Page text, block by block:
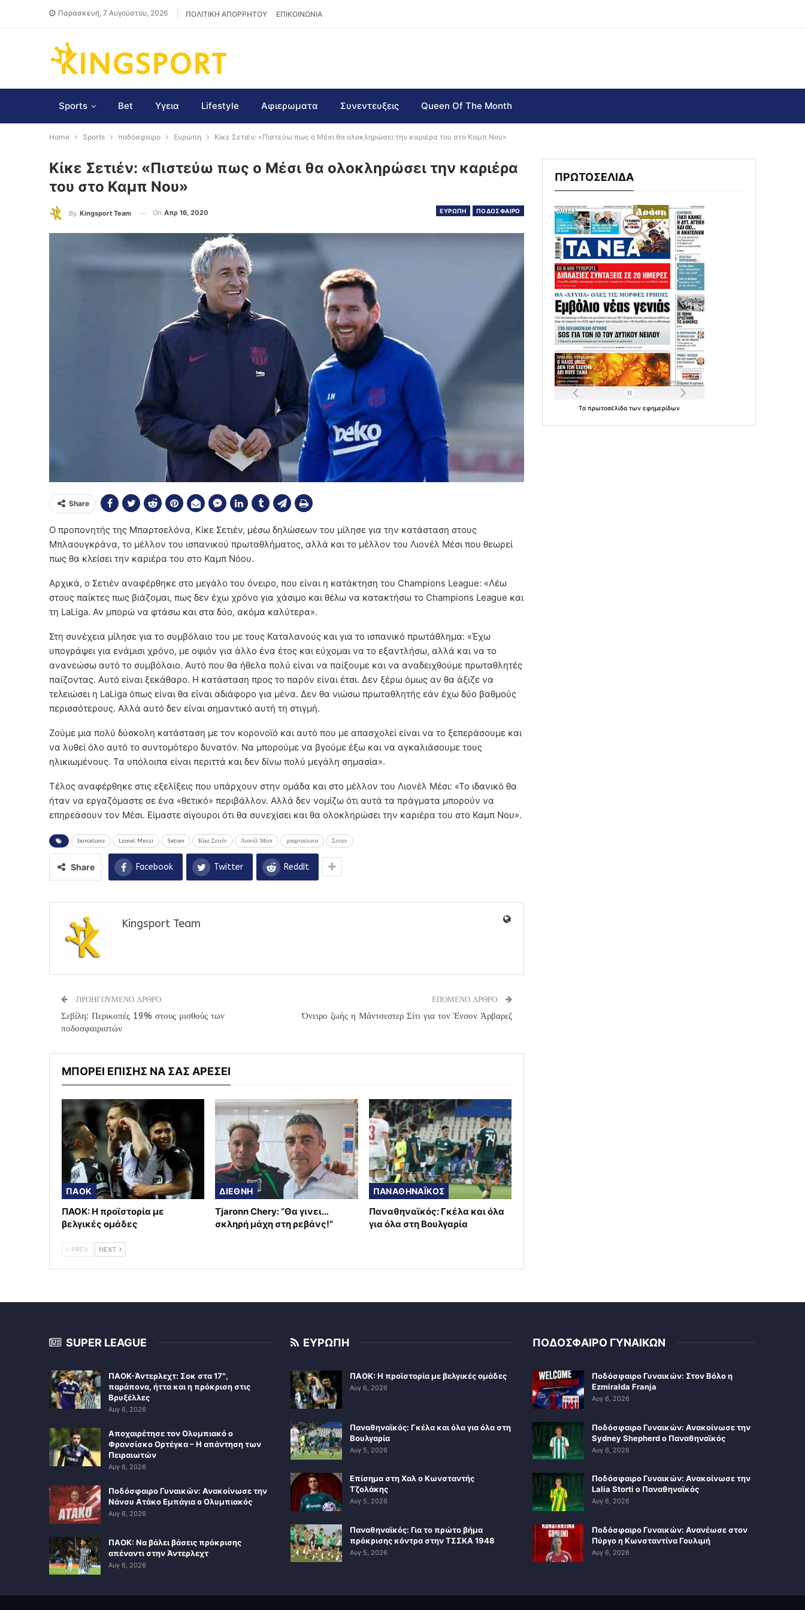
Παρασκευή, 7 Αυγούστου, 2026 ΠΟΛΙΤΙΚΗ ΑΠΟΡΡΗΤΟΥ ΕΠΙΚΟΙΝΩΝΙΑ
Sports Bet Υγεια Lifestyle Αφιερωματα Συνεντευξεις Queen Of The Month
Home Sports ποδόσφαιρο Ευρώπη Κίκε Σετιέν: «Πιστεύω πως ο Μέσι θα ολοκληρώσει την καριέρα του στο Καμπ Νου»
Κίκε Σετιέν: «Πιστεύω πως ο Μέσι θα ολοκληρώσει την καριέρα
του στο Καμπ Νου»
ΕΥΡΩΠΗ ΠΟΔΟΣΦΑΙΡΟ
By Kingsport Team On Απρ 16, 2020
Share
Ο προπονητής της Μπαρτσελόνα, Κίκε Σετιέν, μέσω δηλώσεων του μίλησε για την κατάσταση στους
Μπλαουγκράνα, το μέλλον του ισπανικού πρωταθλήματος, αλλά και το μέλλον του Λιονέλ Μέσι που θεωρεί
πως θα κλείσει την καριέρα του στο Καμπ Νόου.
Αρχικά, ο Σετιέν αναφέρθηκε στο μεγάλο του όνειρο, που είναι η κατάκτηση του Champions League: «Λέω
στους παίκτες πως βιάζομαι, πως δεν έχω χρόνο για χάσιμο και θέλω να κατακτήσω το Champions League και
τη LaLiga. Αν μπορώ να φτάσω και στα δύο, ακόμα καλύτερα».
Στη συνέχεια μίλησε για το συμβόλαιο του με τους Καταλανούς και για το ισπανικό πρωτάθλημα: «Έχω
υπογράψει για ενάμισι χρόνο, με οψιόν για άλλο ένα έτος και εύχομαι να το εξαντλήσω, αλλά και να το
ανανεώσω αυτό το συμβόλαιο. Αυτό που θα ήθελα πολύ είναι να παίξουμε και να αναδειχθούμε πρωταθλητές
παίζοντας. Αυτό είναι ξεκάθαρο. Η κατάσταση προς το παρόν είναι έτσι. Δεν ξέρω όμως αν θα άξιζε να
τελειώσει η LaLiga όπως είναι θα είναι αδιάφορο για μένα. Δεν θα νιώσω πρωταθλητής εάν έχω δύο βαθμούς
περισσότερους. Αλλά αυτό δεν είναι σημαντικό αυτή τη στιγμή.
Ζούμε μια πολύ δύσκολη κατάσταση με τον κορονοϊό και αυτό που με απασχολεί είναι να το ξεπεράσουμε και
να λυθεί όλο αυτό το συντομότερο δυνατόν. Να μπορούμε να βγούμε έξω και να αγκαλιάσουμε τους
ηλικιωμένους. Τα υπόλοιπα είναι περιττά και δεν δίνω πολύ μεγάλη σημασία».
Τέλος αναφέρθηκε στις εξελίξεις που υπάρχουν στην ομάδα και στο μέλλον του Λιονέλ Μέσι: «Το ιδανικό θα
ήταν να εργαζόμαστε σε ένα «θετικό» περιβάλλον. Αλλά δεν νομίζω ότι αυτά τα πράγματα μπορούν να
επηρεάσουν τον Μέσι. Είμαστε σίγουροι ότι θα συνεχίσει και θα ολοκληρώσει την καριέρα του στο Καμπ Νου».
barcelona Lionel Messi Setien Κίκε Σετιέν Λιονέλ Μέσι μπαρτσελονα Σετιεν
Share Facebook Twitter ReddIt
Kingsport Team
ΠΡΟΗΓΟΥΜΕΝΟ ΑΡΘΡΟ
Σεβίλη: Περικοπές 19% στους μισθούς των
ποδοσφαιριστών
ΕΠΟΜΕΝΟ ΑΡΘΡΟ
Όνειρο ζωής η Μάντσεστερ Σίτι για τον Ένσον Άρβαρεζ
ΜΠΟΡΕΙ ΕΠΙΣΗΣ ΝΑ ΣΑΣ ΑΡΕΣΕΙ
ΠΑΟΚ
ΠΑΟΚ: Η προϊστορία με
βελγικές ομάδες
ΔΙΕΘΝΗ
Tjaronn Chery: “Θα γινει…
σκληρή μάχη στη ρεβάνς!”
ΠΑΝΑΘΗΝΑΪΚΟΣ
Παναθηναϊκός: Γκέλα και όλα
για όλα στη Βουλγαρία
PREV NEXT
ΠΡΩΤΟΣΕΛΙΔΑ
Ταπρωτοσέλιδατωνεφημερίδων
SUPER LEAGUE
ΠΑΟΚ-Άντερλεχτ: Σοκ στα 17″,
παράπονα, ήττα και η πρόκριση στις
Βρυξέλλες
Αυγ 6, 2026
Αποχαιρέτησε τον Ολυμπιακό ο
Φρανσίσκο Ορτέγκα – Η απάντηση των
Πειραιωτών
Αυγ 6, 2026
Ποδόσφαιρο Γυναικών: Ανακοίνωσε την
Νάνσυ Ατάκο Εμπάγια ο Ολυμπιακός
Αυγ 6, 2026
ΠΑΟΚ: Να βάλει βάσεις πρόκρισης
απέναντι στην Άντερλεχτ
Αυγ 6, 2026
ΕΥΡΩΠΗ
ΠΑΟΚ: Η προϊστορία με βελγικές ομάδες
Αυγ 6, 2026
Παναθηναϊκός: Γκέλα και όλα για όλα στη
Βουλγαρία
Αυγ 5, 2026
Επίσημα στη Χαλ ο Κωνσταντής
Τζολάκης
Αυγ 5, 2026
Παναθηναϊκός: Για το πρώτο βήμα
πρόκρισης κόντρα στην ΤΣΣΚΑ 1948
Αυγ 5, 2026
ΠΟΔΟΣΦΑΙΡΟ ΓΥΝΑΙΚΩΝ
Ποδόσφαιρο Γυναικών: Στον Βόλο η
Ezmiralda Franja
Αυγ 6, 2026
Ποδόσφαιρο Γυναικών: Ανακοίνωσε την
Sydney Shepherd ο Παναθηναϊκός
Αυγ 6, 2026
Ποδόσφαιρο Γυναικών: Ανακοίνωσε την
Lalia Storti ο Παναθηναϊκός
Αυγ 6, 2026
Ποδόσφαιρο Γυναικών: Ανανέωσε στον
Πύργο η Κωνσταντίνα Γουλιμή
Αυγ 6, 2026